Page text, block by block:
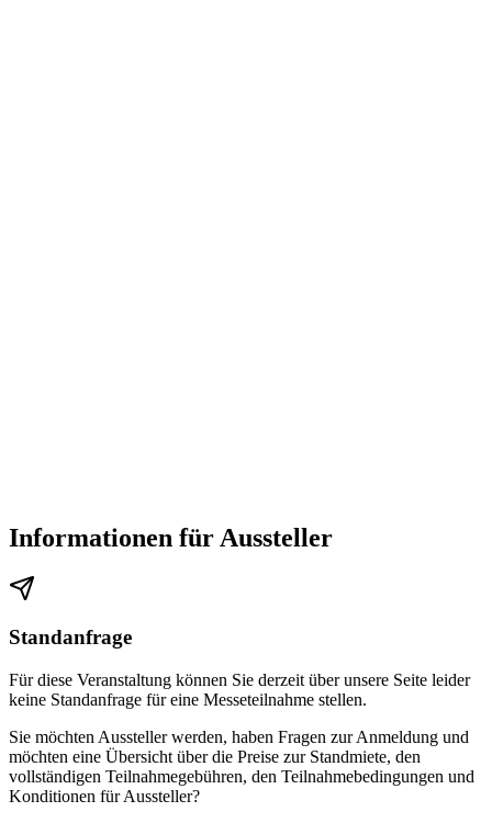
Informationen für Aussteller
Standanfrage
Für diese Veranstaltung können Sie derzeit über unsere Seite leider
keine Standanfrage für eine Messeteilnahme stellen.
Sie möchten Aussteller werden, haben Fragen zur Anmeldung und
möchten eine Übersicht über die Preise zur Standmiete, den
vollständigen Teilnahmegebühren, den Teilnahmebedingungen und
Konditionen für Aussteller?